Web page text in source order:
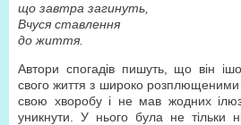
що завтра загинуть,
Вчуся ставлення
до життя.
Автори спогадів пишуть, що він
свого життя з широко
свою хворобу і не мав жодних
уникнути. У нього була не тільки